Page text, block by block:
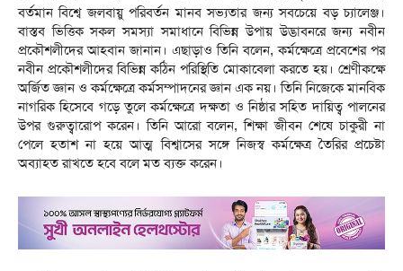
বর্তমান বিশ্বে জলবায়ু পরিবর্তন মানব সভ্যতার জন্য সবচেয়ে বড় চ্যালেঞ্জ।
বাস্তব ভিত্তিক সকল সমস্যা সমাধানে বিভিন্ন উপায় উদ্ভাবনরে জন্য নবীন
প্রকৌশলীদের আহবান জানান। এছাড়াও তিনি বলেন, কর্মক্ষেত্রে প্রবেশের পর
নবীন প্রকৌশলীদের বিভিন্ন কঠিন পরিস্থিতি মোকাবেলা করতে হয়। শ্রেণীকক্ষে
অর্জিত জ্ঞান ও কর্মক্ষেত্রে কর্মসম্পাদনের জ্ঞান এক নয়। তিনি নিজেকে মানবিক
নাগরিক হিসেবে গড়ে তুলে কর্মক্ষেত্রে দক্ষতা ও নিষ্ঠার সহিত দায়িত্ব পালনের
উপর গুরুত্বারোপ করেন। তিনি আরো বলেন, শিক্ষা জীবন শেষে চাকুরী না
পেলে হতাশ না হয়ে আত্ম বিশ্বাসের সঙ্গে নিজস্ব কর্মক্ষেত্র তৈরির প্রচেষ্টা
অব্যাহত রাখতে হবে বলে মত ব্যক্ত করেন।